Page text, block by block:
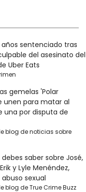
años sentenciado tras
del asesinato del
Uber Eats
gemelas 'Polar
unen para matar al
una por disputa de
blog de noticias sobre
saber sobre José,
y Lyle Menéndez,
sexual
blog de True Crime Buzz